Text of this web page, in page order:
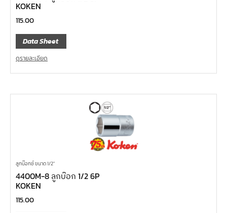
KOKEN
115.00
Data Sheet
ดูรายละเอียด
ลูกบ๊อกซ์ ขนาด 1/2"
4400M-8 ลูกบ๊อก 1/2 6P
KOKEN
115.00